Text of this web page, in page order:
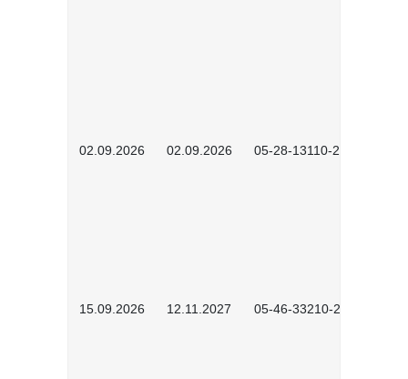
02.09.2026 02.09.2026 05-28-13110-2605
15.09.2026 12.11.2027 05-46-33210-2601